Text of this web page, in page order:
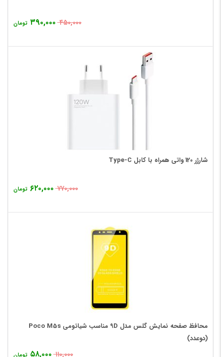
۴۵۰,۰۰۰ ۳۹۰,۰۰۰ تومان
شارژر 120 واتی همراه با کابل Type-C
۷۷۰,۰۰۰ ۶۲۰,۰۰۰ تومان
محافظ صفحه نمایش گلس مدل 9D مناسب شیائومی Poco M5s
(دوعدد)
۱۱۰,۰۰۰ ۵۸,۰۰۰ تومان